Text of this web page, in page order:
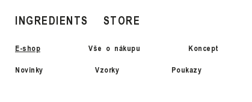
INGREDIENTS STORE
E-shop Vše o nákupu Koncept
Novinky
Vzorky Poukazy